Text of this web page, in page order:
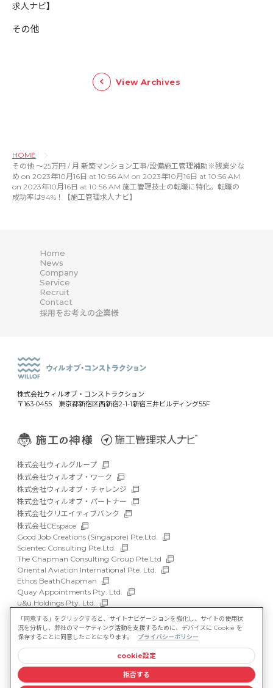
求人ナビ】
その他
View Archives
HOME
その他 〜25万円 / 月 新築マンション工事/設備施工管理補助※残業少な
め on 2023年10月16日 at 10:56 AM on 2023年10月16日 at 10:56 AM
on 2023年10月16日 at 10:56 AM 施工管理技士の転職に特化。転職の
成功率は94%！【施工管理求人ナビ】
Home
News
Company
Service
Recruit
Contact
採用をお考えの企業様
株式会社ウィルオブ・コンストラクション
〒163-0455 東京都新宿区西新宿2-1-1新宿三井ビルディング55F
株式会社ウィルグループ
株式会社ウィルオブ・ワーク
株式会社ウィルオブ・チャレンジ
株式会社ウィルオブ・パートナー
株式会社クリエイティブバンク
株式会社CEspace
Good Job Creations (Singapore) Pte.Ltd.
Scientec Consulting Pte.Ltd.
The Chapman Consulting Group Pte.Ltd
Oriental Aviation International Pte. Ltd.
Ethos BeathChapman
Quay Appointments Pty. Ltd.
u&u Holdings Pty. Ltd.
DFP Recruitment Holdings Pty. Ltd.
Asia Recruit Holdings Sdn.Bhd.
WILLOF Vietnam Company Limited
サイトマップ
マルチステークホルダー方針
情報セキュリティ基本方針
プライバシーポリシー
「同意する」をクリックすると、サイトナビゲーションを強化し、サイトの使用状
況を分析し、弊社のマーケティング活動を支援するために、デバイスに Cookie を
保存することに同意したことになります。
プライバシーポリシー
cookie設定
拒否する